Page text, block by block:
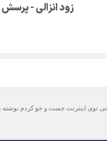
زود انزالی - پرسش 88022
زود انزالی شدم، و وقتی توی اینترنت